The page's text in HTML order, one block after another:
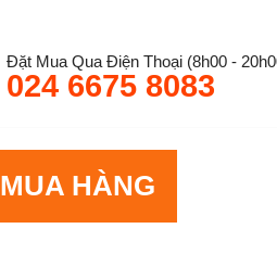
Đặt Mua Qua Điện Thoại (8h00 -
024 6675 8083
MUA HÀNG